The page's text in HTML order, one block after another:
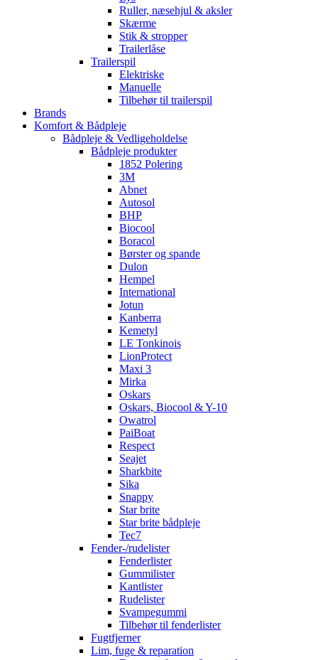
Ruller, næsehjul & aksler
Skærme
Stik & stropper
Trailerlåse
Trailerspil
Elektriske
Manuelle
Tilbehør til trailerspil
Brands
Komfort & Bådpleje
Bådpleje & Vedligeholdelse
Bådpleje produkter
1852 Polering
3M
Abnet
Autosol
BHP
Biocool
Boracol
Børster og spande
Dulon
Hempel
International
Jotun
Kanberra
Kemetyl
LE Tonkinois
LionProtect
Maxi 3
Mirka
Oskars
Oskars, Biocool & Y-10
Owatrol
PaiBoat
Respect
Seajet
Sharkbite
Sika
Snappy
Star brite
Star brite bådpleje
Tec7
Fender-/rudelister
Fenderlister
Gummilister
Kantlister
Rudelister
Svampegummi
Tilbehør til fenderlister
Fugtfjerner
Lim, fuge & reparation